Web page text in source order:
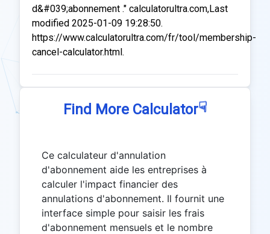
d&#039;abonnement ." calculatorultra.com,Last
modified 2025-01-09 19:28:50.
https://www.calculatorultra.com/fr/tool/membership-
cancel-calculator.html.
Find More Calculator☟
Ce calculateur d'annulation
d'abonnement aide les entreprises à
calculer l'impact financier des
annulations d'abonnement. Il fournit une
interface simple pour saisir les frais
d'abonnement mensuels et le nombre